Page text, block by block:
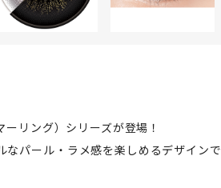
リング）シリーズが登場！
なパール・ラメ感を楽しめるデザインで